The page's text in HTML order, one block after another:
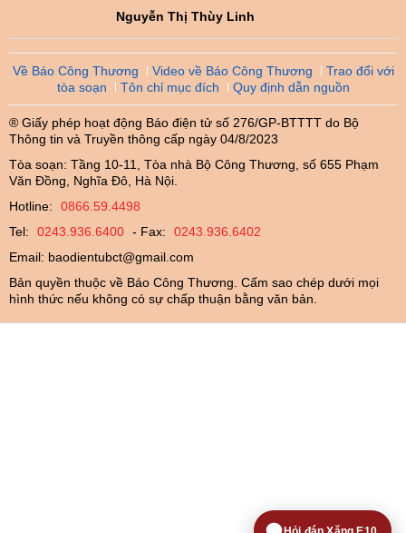
Nguyễn Thị Thùy Linh
Về Báo Công Thương Video về Báo Công Thương
Trao đổi với
tòa soạn
Tôn chỉ mục đích Quy định dẫn nguồn
® Giấy phép hoạt động Báo điện tử số 276/GP-BTTTT do Bộ
Thông tin và Truyền thông cấp ngày 04/8/2023
Tòa soạn: Tầng 10-11, Tòa nhà Bộ Công Thương, số 655 Phạm
Văn Đồng, Nghĩa Đô, Hà Nội.
Hotline:
0866.59.4498
Tel:
0243.936.6400 - Fax:
0243.936.6402
Email: baodientubct@gmail.com
Bản quyền thuộc về Báo Công Thương. Cấm sao chép dưới mọi
hình thức nếu không có sự chấp thuận bằng văn bản.